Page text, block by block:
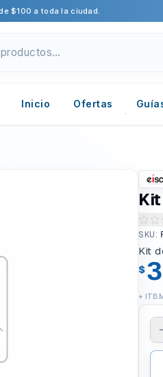
$100 a toda la ciudad.
Inicio Ofertas
SKU:
Kit
$
+